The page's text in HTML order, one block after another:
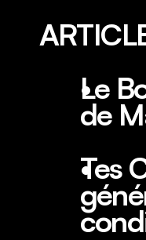
Le
de
Tes